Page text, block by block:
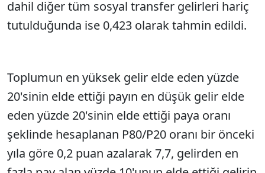
dahil diğer tüm sosyal transfer gelirleri hariç
tutulduğunda ise 0,423 olarak tahmin edildi.
Toplumun en yüksek gelir elde eden yüzde
20'sinin elde ettiği payın en düşük gelir elde
eden yüzde 20'sinin elde ettiği paya oranı
şeklinde hesaplanan P80/P20 oranı bir önceki
yıla göre 0,2 puan azalarak 7,7, gelirden en